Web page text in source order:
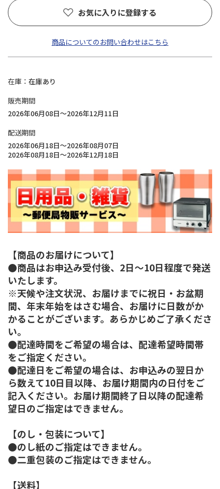
お気に入りに登録する
商品についてのお問い合わせはこちら
在庫
在庫あり
販売期間
2026年06月08日～2026年12月11日
配送期間
2026年06月18日～2026年08月07日
2026年08月18日～2026年12月18日
【商品のお届けについて】
●商品はお申込み受付後、2日～10日程度で発送
いたします。
※天候や注文状況、お届けまでに祝日・お盆期
間、年末年始をはさむ場合、お届けに日数がか
かることがございます。あらかじめご了承くださ
い。
●配達時間をご希望の場合は、配達希望時間帯
をご指定ください。
●配達日をご希望の場合は、お申込みの翌日か
ら数えて10日目以降、お届け期間内の日付をご
記入ください。お届け期間終了日以降の配達希
望日のご指定はできません。
【のし・包装について】
●のし紙のご指定はできません。
●二重包装のご指定はできません。
【送料】